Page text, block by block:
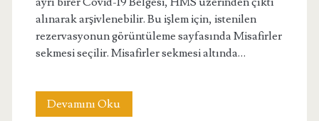
alınarak arşivlenebilir. Bu işlem için, istenilen
rezervasyonun görüntüleme sayfasında Misafirler
sekmesi seçilir. Misafirler sekmesi altında…
Devamını OkuCovid-